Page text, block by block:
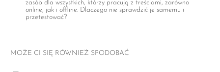
zasób dla wszystkich, którzy pracują z treściami, zarówno
online, jak i offline. Dlaczego nie sprawdzić je samemu i
przetestować?
MOŻE CI SIĘ RÓWNIEŻ SPODOBAĆ